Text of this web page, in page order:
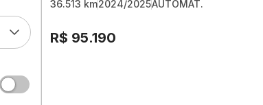
36.513 km2024/2025AUTOMAT.
R$ 95.190